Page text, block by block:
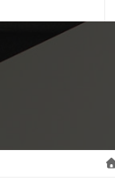
キ
プ
に
動